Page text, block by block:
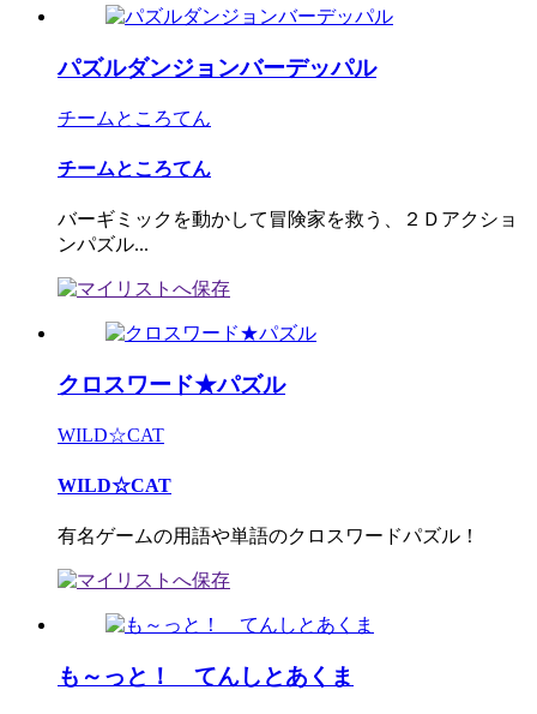
パズルダンジョンバーデッパル
チームところてん
チームところてん
バーギミックを動かして冒険家を救う、２Ｄアクショ
ンパズル...
クロスワード★パズル
WILD☆CAT
WILD☆CAT
有名ゲームの用語や単語のクロスワードパズル！
も～っと！ てんしとあくま